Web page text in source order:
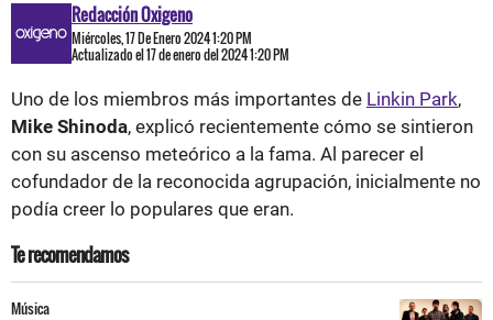
Redacción Oxigeno
Miércoles, 17 De Enero 2024 1:20 PM
Actualizado el 17 de enero del 2024 1:20 PM
Uno de los miembros más importantes de Linkin Park,
Mike Shinoda, explicó recientemente cómo se sintieron
con su ascenso meteórico a la fama. Al parecer el
cofundador de la reconocida agrupación, inicialmente no
podía creer lo populares que eran.
Te recomendamos
Música